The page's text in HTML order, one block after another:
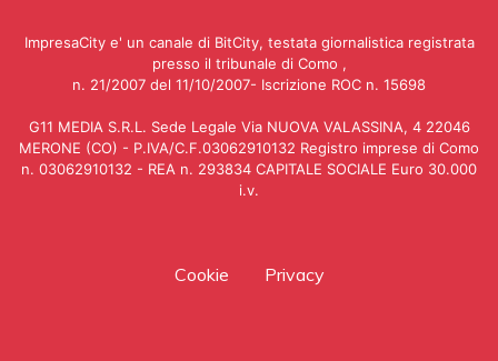
ImpresaCity e' un canale di BitCity, testata giornalistica registrata
presso il tribunale di Como ,
n. 21/2007 del 11/10/2007- Iscrizione ROC n. 15698
G11 MEDIA S.R.L. Sede Legale Via NUOVA VALASSINA, 4 22046
MERONE (CO) - P.IVA/C.F.03062910132 Registro imprese di Como
n. 03062910132 - REA n. 293834 CAPITALE SOCIALE Euro 30.000
i.v.
Cookie Privacy